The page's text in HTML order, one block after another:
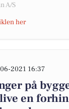
A/S
her
2021 16:37
på
en